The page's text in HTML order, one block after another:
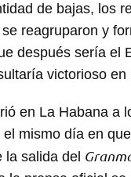
de bajas, los
reagruparon y
después sería el
victorioso en
en La Habana a
mismo día en
la salida del